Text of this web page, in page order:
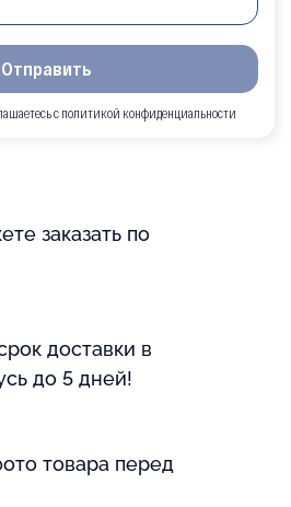
Отправить
с политикой конфиденциальности
заказать по
доставки в
до 5 дней!
товара перед